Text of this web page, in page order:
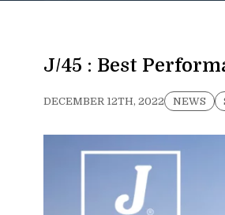
J/45 : Best
DECEMBER 12TH, 2022 NEWS